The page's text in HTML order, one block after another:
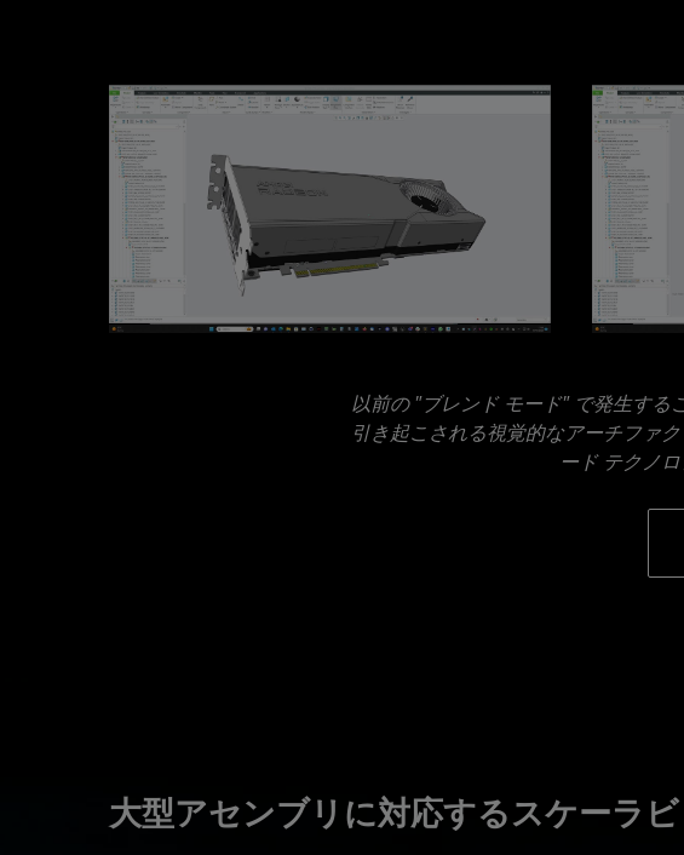
以前の "ブレンド モード" で発生す
引き起こされる視覚的なアーチファ
ード テクノ
大型アセンブリに対応するスケーラ